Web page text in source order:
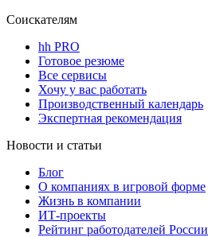
Соискателям
hh PRO
Готовое резюме
Все сервисы
Хочу у вас работать
Производственный календарь
Экспертная рекомендация
Новости и статьи
Блог
О компаниях в игровой форме
Жизнь в компании
ИТ-проекты
Рейтинг работодателей России